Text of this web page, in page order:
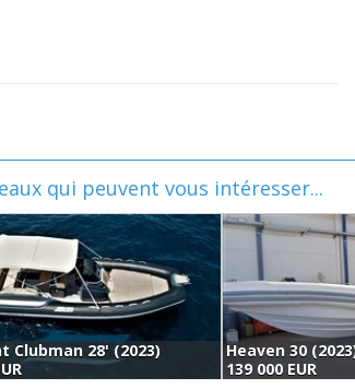
qui peuvent vous intéresser...
Clubman 28' (2023)
Heaven 30
139 000 EUR